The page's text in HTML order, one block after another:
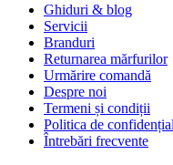
Ghiduri & blog
Servicii
Branduri
Returnarea mărfurilor
Urmărire comandă
Despre noi
Termeni și condiții
Politica de
Întrebări frecvente